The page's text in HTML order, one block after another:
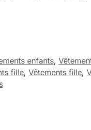
enfants,
fille, Vêtements fille,